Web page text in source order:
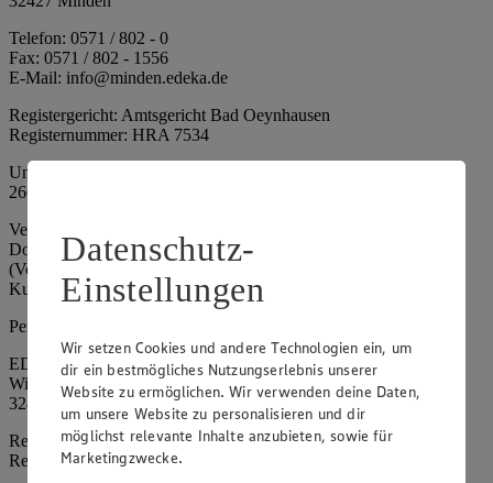
Telefon: 0571 / 802 - 0
Fax: 0571 / 802 - 1556
E-Mail: info@minden.edeka.de
Registergericht: Amtsgericht Bad Oeynhausen
Registernummer: HRA 7534
Umsatzsteuer-Identifikationsnummer gem. § 27a UStG: DE
266067317
Vertretungsberechtigte: Mark Rosenkranz (Sprecher), Eileen
Dominique Klingsiek (Vorstandsmitglied), Ulf-U. Plath
(Vorstandsmitglied), Stephan Wohler (Vorstandsmitglied), Marc
Kuhlmann (Aufsichtsratsvorsitzender)
Persönlich haftende Gesellschafterin:
EDEKA Minden-Hannover Holding GmbH
Wittelsbacherallee 61
32427 Minden
Registergericht: Amtsgericht Bad Oeynhausen
Registernummer: HRB 4086
Datenschutz-
Einstellungen
Wir setzen Cookies und andere Technologien ein, um
dir ein bestmögliches Nutzungserlebnis unserer
Website zu ermöglichen. Wir verwenden deine Daten,
um unsere Website zu personalisieren und dir
möglichst relevante Inhalte anzubieten, sowie für
Marketingzwecke.